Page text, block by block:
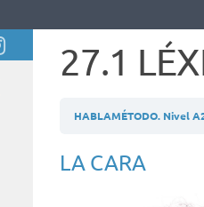
27.1
HABLAMÉTODO. Nivel
LA CARA